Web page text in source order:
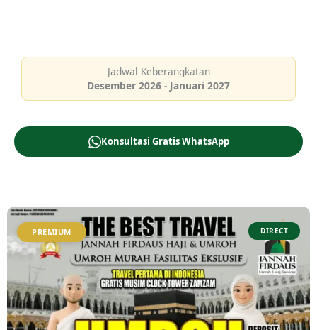
Jadwal Keberangkatan
Desember 2026 - Januari 2027
Konsultasi Gratis WhatsApp
PREMIUM DIRECT